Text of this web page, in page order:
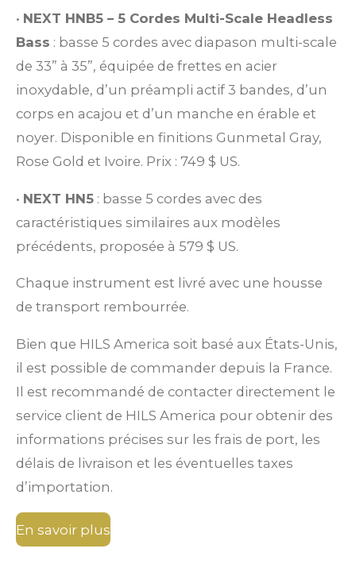
• NEXT HNB5 – 5 Cordes Multi-Scale Headless
Bass : basse 5 cordes avec diapason multi-scale
de 33” à 35”, équipée de frettes en acier
inoxydable, d’un préampli actif 3 bandes, d’un
corps en acajou et d’un manche en érable et
noyer. Disponible en finitions Gunmetal Gray,
Rose Gold et Ivoire. Prix : 749 $ US.
• NEXT HN5 : basse 5 cordes avec des
caractéristiques similaires aux modèles
précédents, proposée à 579 $ US.
Chaque instrument est livré avec une housse
de transport rembourrée.
Bien que HILS America soit basé aux États-Unis,
il est possible de commander depuis la France.
Il est recommandé de contacter directement le
service client de HILS America pour obtenir des
informations précises sur les frais de port, les
délais de livraison et les éventuelles taxes
d’importation.
En savoir plus